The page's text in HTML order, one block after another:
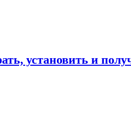
установить и